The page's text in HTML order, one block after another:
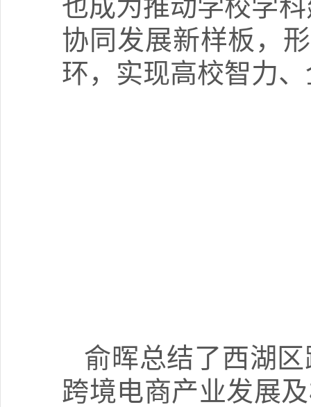
也成为推动学校学科
协同发展新样板，
环，实现高校智力
俞晖总结了西湖
跨境电商产业发展